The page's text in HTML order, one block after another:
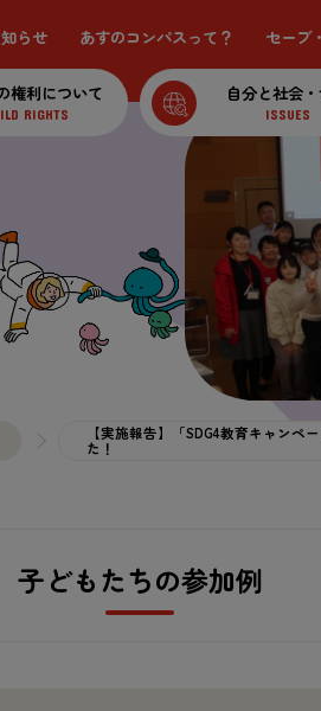
権利について
RIGHTS
自分と社会・
ISSUES
知らせ あすのコンパスって？ セーブ
【実施報告】「SDG4教育キャンペ
た！
子どもたちの参加例